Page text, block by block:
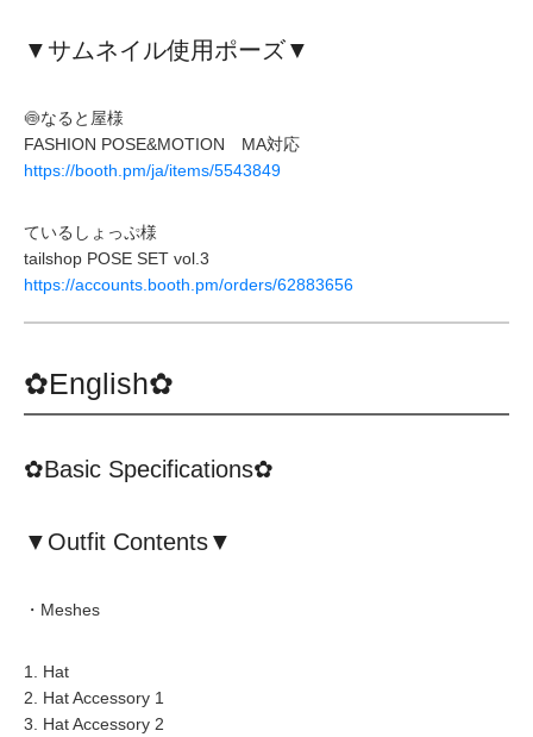
▼サムネイル使用ポーズ▼
🍥なると屋様
FASHION POSE&MOTION MA対応
https://booth.pm/ja/items/5543849
ているしょっぷ様
tailshop POSE SET vol.3
https://accounts.booth.pm/orders/62883656
✿English✿
✿Basic Specifications✿
▼Outfit Contents▼
・Meshes
1. Hat
2. Hat Accessory 1
3. Hat Accessory 2